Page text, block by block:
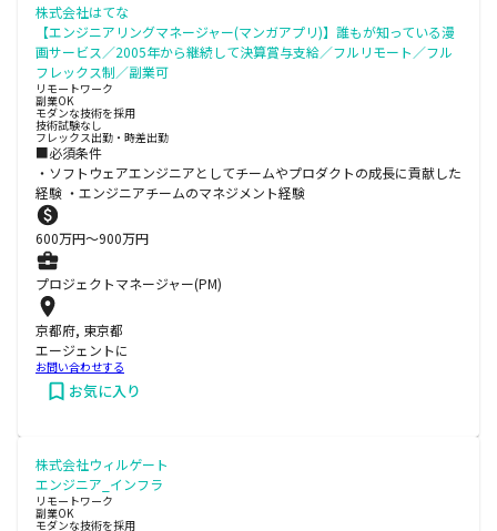
株式会社はてな
【エンジニアリングマネージャー(マンガアプリ)】誰もが知っている漫
画サービス／2005年から継続して決算賞与支給／フルリモート／フル
フレックス制／副業可
リモートワーク
副業OK
モダンな技術を採用
技術試験なし
フレックス出勤・時差出勤
■必須条件
・ソフトウェアエンジニアとしてチームやプロダクトの成長に貢献した
経験 ・エンジニアチームのマネジメント経験
600万円〜900万円
プロジェクトマネージャー(PM)
京都府, 東京都
エージェントに
お問い合わせする
お気に入り
株式会社ウィルゲート
エンジニア_インフラ
リモートワーク
副業OK
モダンな技術を採用